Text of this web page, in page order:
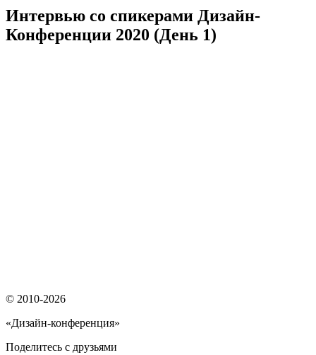
Интервью со спикерами Дизайн-
Конференции 2020 (День 1)
© 2010-2026
«Дизайн-конференция»
Поделитесь с друзьями